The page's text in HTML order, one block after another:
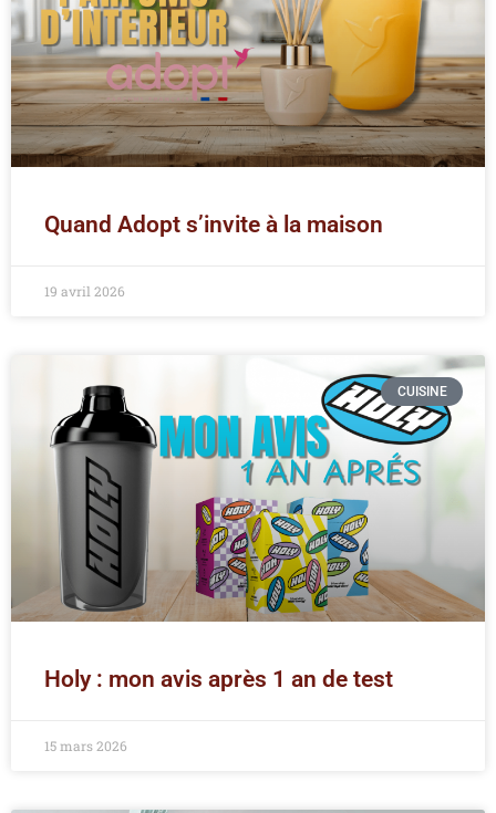
Quand Adopt s’invite à la maison
19 avril 2026
CUISINE
Holy : mon avis après 1 an de test
15 mars 2026